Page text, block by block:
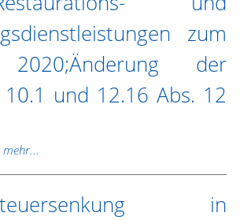
zum
der
und 12.16 Abs. 12
mehr...
in